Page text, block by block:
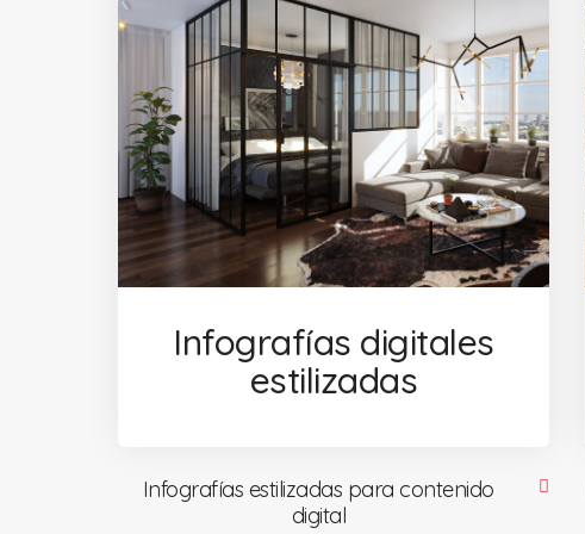
Infografías digitales
estilizadas
Infografías estilizadas para contenido
digital